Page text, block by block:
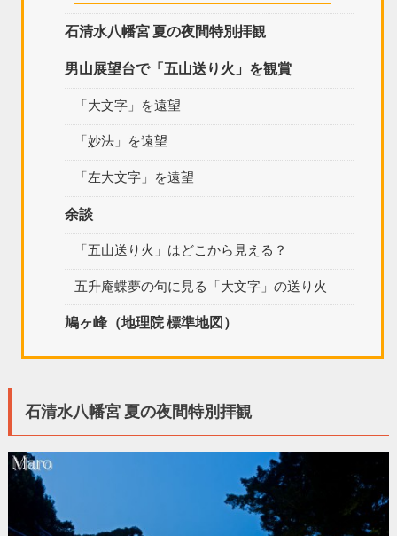
石清水八幡宮 夏の夜間特別拝観
男山展望台で「五山送り火」を観賞
「大文字」を遠望
「妙法」を遠望
「左大文字」を遠望
余談
「五山送り火」はどこから見える？
五升庵蝶夢の句に見る「大文字」の送り火
鳩ヶ峰（地理院 標準地図）
石清水八幡宮 夏の夜間特別拝観